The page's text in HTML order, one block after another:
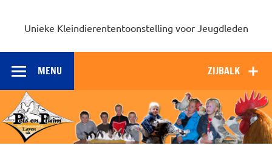
Unieke Kleindierententoonstelling voor Jeugdleden
ZIJBALK
MENU